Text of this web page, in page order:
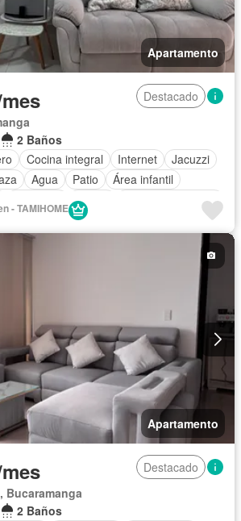
Apartamento
Destacado
2 Baños
Cocina integral Internet
Jacuzzi
Agua Patio
Área infantil
Sauna
Seguridad privada
- TAMIHOME
Apartamento
Destacado
Bucaramanga
2 Baños